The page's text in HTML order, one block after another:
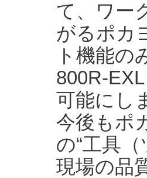
て、ワー
がるポカ
ト機能の
800R-
可能にし
今後もポ
の“工具
現場の品